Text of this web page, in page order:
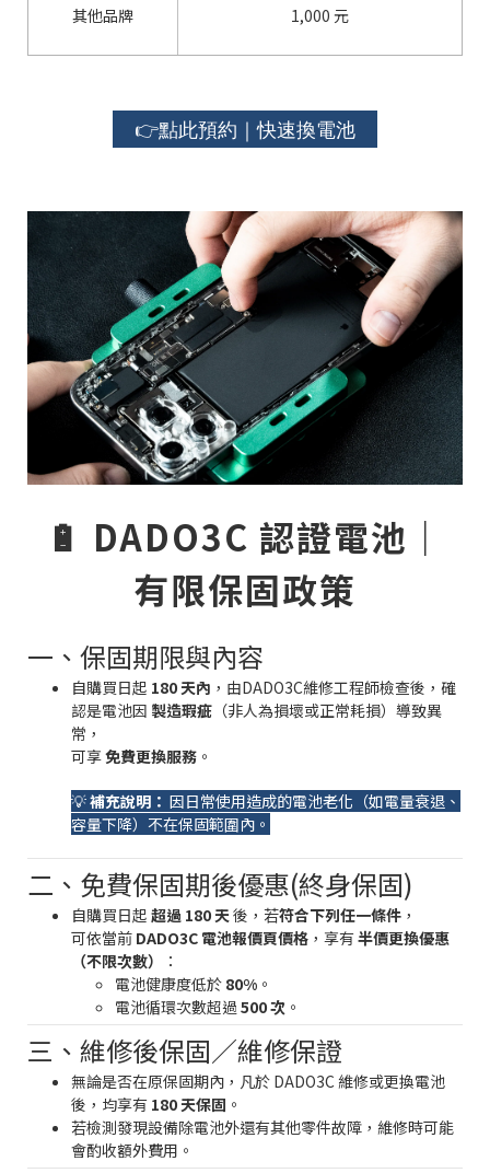
其他品牌 1,000 元
👉點此預約｜快速換電池
🔋 DADO3C 認證電池｜
有限保固政策
一、保固期限與內容
自購買日起 180 天內 ，由DADO3C維修工程師檢查後，確
認是電池因 製造瑕疵 （非人為損壞或正常耗損）導致異
常，
可享免費更換服務 。
💡補充說明： 因日常使用造成的電池老化（如電量衰退、
容量下降）不在保固範圍內。
二、免費保固期後優惠(終身保固)
自購買日起 超過 180 天後，若符合下列任一條件 ，
可依當前 DADO3C 電池報價頁價格 ，享有半價更換優惠
（不限次數）
：
電池健康度低於 80% 。
電池循環次數超過 500 次 。
三、維修後保固／維修保證
無論是否在原保固期內，凡於 DADO3C 維修或更換電池
後，均享有 180 天保固 。
若檢測發現設備除電池外還有其他零件故障，維修時可能
會酌收額外費用。